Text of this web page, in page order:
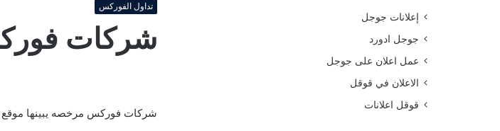
تداول الفوركس
شركات
شركات فوركس مرخصه يبينها موقع
إعلانات جوجل
جوجل ادورد
عمل اعلان على جوجل
الاعلان في قوقل
قوقل اعلانات